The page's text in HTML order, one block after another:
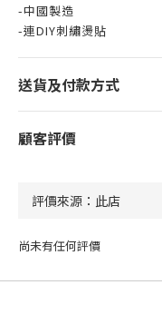
-中國製造
-連DIY刺繡燙貼
送貨及付款方式
顧客評價
尚未有任何評價